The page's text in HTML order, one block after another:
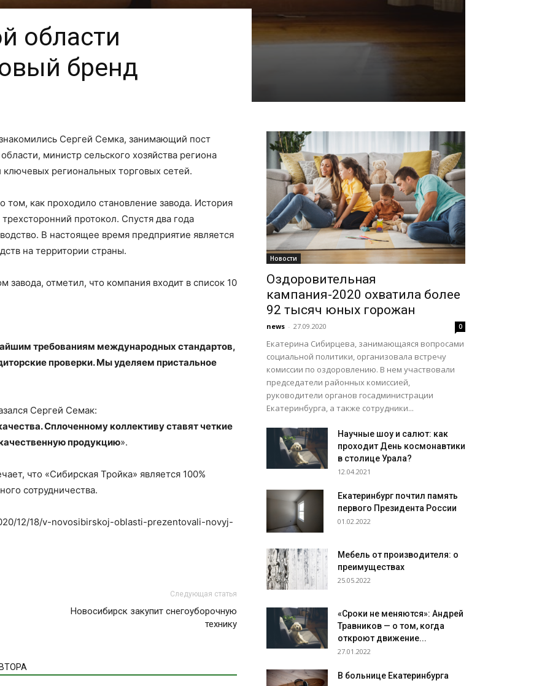
области
бренд
Сергей Семка, занимающий пост
министр сельского хозяйства региона
региональных торговых сетей.
том, как проходило становление завода. История
протокол. Спустя два года
В настоящее время предприятие является
на территории страны.
отметил, что компания входит в список 10
требованиям международных стандартов,
проверки. Мы уделяем пристальное
Сергей Семак:
Сплоченному коллективу ставят четкие
продукцию».
что «Сибирская Тройка» является 100%
сотрудничества.
12/18/v-novosibirskoj-oblasti-prezentovali-novyj-
Следующая статья
Новосибирск закупит снегоуборочную
технику
Новости
Оздоровительная
кампания-2020 охватила более
92 тысяч юных горожан
news - 27.09.2020 0
Екатерина Сибирцева, занимающаяся вопросами
социальной политики, организовала встречу
комиссии по оздоровлению. В нем участвовали
председатели районных комиссией,
руководители органов госадминистрации
Екатеринбурга, а также сотрудники...
Научные шоу и салют: как
проходит День космонавтики
в столице Урала?
12.04.2021
Екатеринбург почтил память
первого Президента России
01.02.2022
Мебель от производителя: о
преимуществах
25.05.2022
«Сроки не меняются»: Андрей
Травников — о том, когда
откроют движение...
27.01.2022
В больнице Екатеринбурга